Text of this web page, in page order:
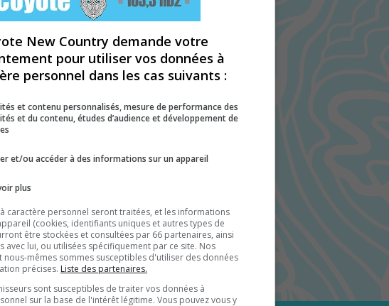
New Country demande votre
pour utiliser vos données à
personnel dans les cas suivants :
et contenu personnalisés, mesure de performance des
et du contenu, études d’audience et développement de
et/ou accéder à des informations sur un appareil
plus
caractère personnel seront traitées, et les informations
(cookies, identifiants uniques et autres types de
être stockées et consultées par 66 partenaires, ainsi
avec lui, ou utilisées spécifiquement par ce site. Nos
nous-mêmes sommes susceptibles d'utiliser des données
précises. Liste des partenaires.
sont susceptibles de traiter vos données à
sur la base de l'intérêt légitime. Vous pouvez vous y